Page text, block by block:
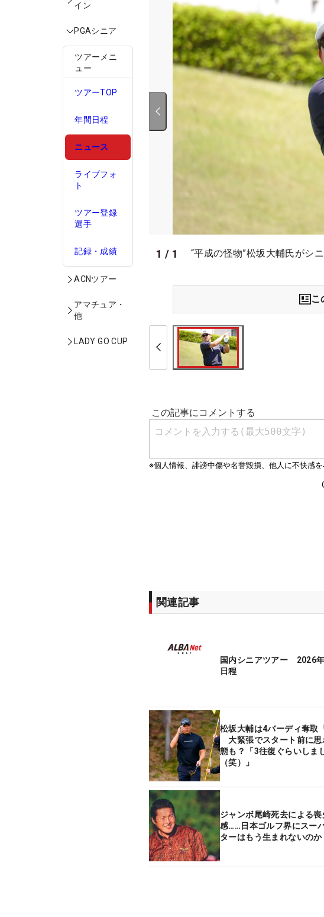
イン
PGAシニア
ツアーメニ
ュー
ツアーTOP
年間日程
ニュース
ライブフォ
ト
ツアー登録
選手
記録・成績
ACNツアー
アマチュア・
他
LADY GO CUP
1 / 1 “平成の怪物”松坂大輔氏がシ
こ
関連記事
国内シニアツアー 2026
日程
松坂大輔は4バーディ奪取
大緊張でスタート前に思
態も？「3往復ぐらいしま
（笑）」
ジャンボ尾崎死去による喪
感……日本ゴルフ界にスー
ターはもう生まれないのか